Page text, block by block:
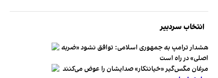
انتخاب سردبیر
هشدار ترامپ به جمهوری اسلامی: توافق نشود «ضربه
اصلی» در راه است
مرغان مگس‌گیر «خیانتکار» صدایشان را عوض می‌کنند